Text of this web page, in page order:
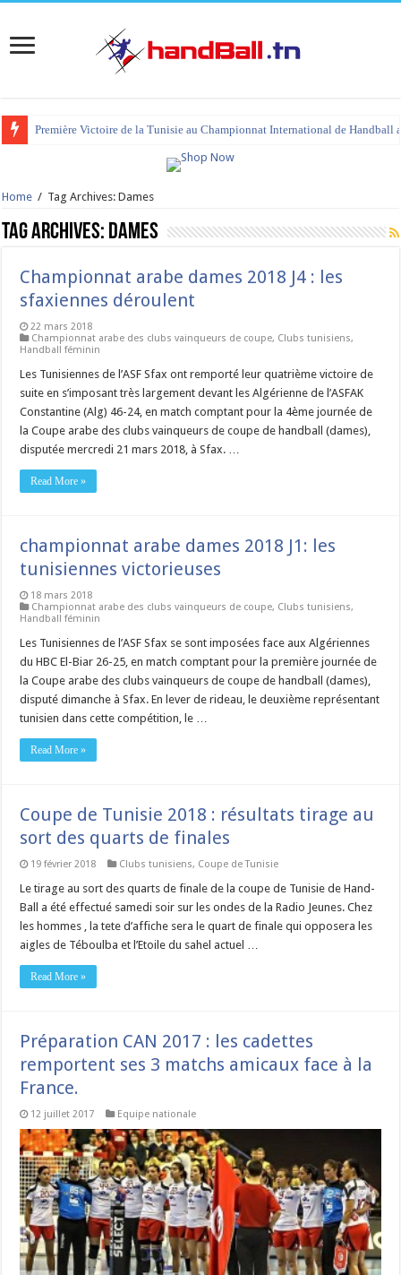
Première Victoire de la Tunisie au Championnat International de Handball
tournoi international Hammamet 2023 : programme et liste des joueurs
Home / Tag Archives: Dames
Tag Archives: Dames
Championnat arabe dames 2018 J4 : les
sfaxiennes déroulent
22 mars 2018
Championnat arabe des clubs vainqueurs de coupe, Clubs tunisiens,
Handball féminin
Les Tunisiennes de l’ASF Sfax ont remporté leur quatrième victoire de
suite en s’imposant très largement devant les Algérienne de l’ASFAK
Constantine (Alg) 46-24, en match comptant pour la 4ème journée de
la Coupe arabe des clubs vainqueurs de coupe de handball (dames),
disputée mercredi 21 mars 2018, à Sfax. …
Read More »
championnat arabe dames 2018 J1: les
tunisiennes victorieuses
18 mars 2018
Championnat arabe des clubs vainqueurs de coupe, Clubs tunisiens,
Handball féminin
Les Tunisiennes de l’ASF Sfax se sont imposées face aux Algériennes
du HBC El-Biar 26-25, en match comptant pour la première journée de
la Coupe arabe des clubs vainqueurs de coupe de handball (dames),
disputé dimanche à Sfax. En lever de rideau, le deuxième représentant
tunisien dans cette compétition, le …
Read More »
Coupe de Tunisie 2018 : résultats tirage au
sort des quarts de finales
19 février 2018 Clubs tunisiens, Coupe de Tunisie
Le tirage au sort des quarts de finale de la coupe de Tunisie de Hand-
Ball a été effectué samedi soir sur les ondes de la Radio Jeunes. Chez
les hommes , la tete d’affiche sera le quart de finale qui opposera les
aigles de Téboulba et l’Etoile du sahel actuel …
Read More »
Préparation CAN 2017 : les cadettes
remportent ses 3 matchs amicaux face à la
France.
12 juillet 2017 Equipe nationale